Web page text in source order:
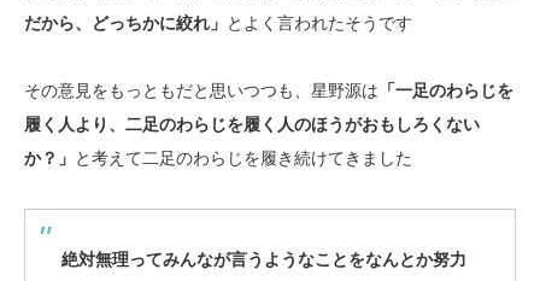
だから、どっちかに絞れ」 とよく言われたそうです
その意見をもっともだと思いつつも、星野源は 「一足のわらじを
履く人より、二足のわらじを履く人のほうがおもしろくない
か？」 と考えて二足のわらじを履き続けてきました
絶対無理ってみんなが言うようなことをなんとか努力